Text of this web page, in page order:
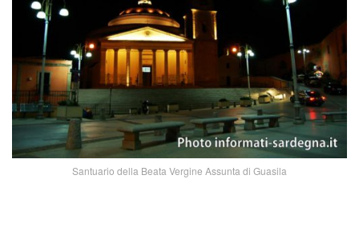
Santuario della Beata Vergine Assunta di Guasila